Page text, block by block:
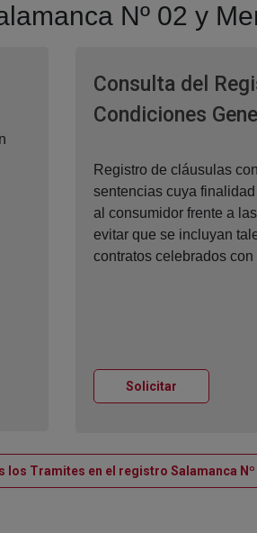
Nº 02 y
Consulta del
Condiciones
Registro de cláusulas
sentencias cuya
al consumidor frente a
evitar que se incluyan
contratos celebrados
SolicitarVentana nueva
los Tramites en el registro Salamanca